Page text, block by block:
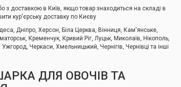
з доставкою в Київ, якщо товар знаходиться на складі в
кур'єрську доставку по Києву
Дніпро, Херсон, Біла Церква, Вінниця, Кам'янське,
Кременчук, Кривий Ріг, Луцьк, Миколаїв, Нікополь,
Черкаси, Хмельницький, Чернігів, Чернівці та інші
ДЛЯ ОВОЧІВ ТА